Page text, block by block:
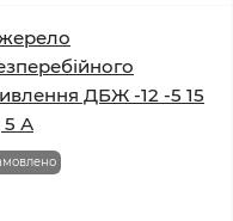
ДБЖ -12 -5 15
5 А